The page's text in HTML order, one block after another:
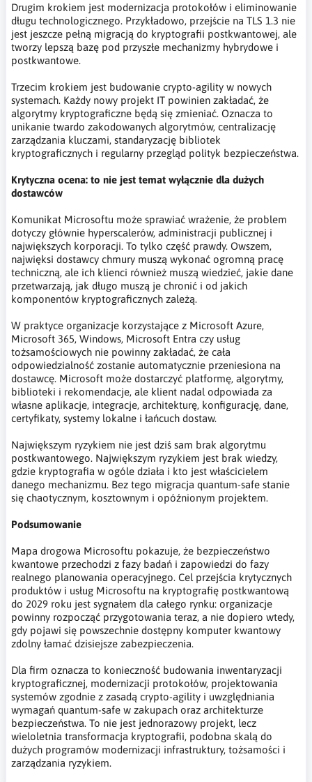
Drugim krokiem jest modernizacja protokołów i eliminowanie
długu technologicznego. Przykładowo, przejście na TLS 1.3 nie
jest jeszcze pełną migracją do kryptografii postkwantowej, ale
tworzy lepszą bazę pod przyszłe mechanizmy hybrydowe i
postkwantowe.
Trzecim krokiem jest budowanie crypto-agility w nowych
systemach. Każdy nowy projekt IT powinien zakładać, że
algorytmy kryptograficzne będą się zmieniać. Oznacza to
unikanie twardo zakodowanych algorytmów, centralizację
zarządzania kluczami, standaryzację bibliotek
kryptograficznych i regularny przegląd polityk bezpieczeństwa.
Krytyczna ocena: to nie jest temat wyłącznie dla dużych
dostawców
Komunikat Microsoftu może sprawiać wrażenie, że problem
dotyczy głównie hyperscalerów, administracji publicznej i
największych korporacji. To tylko część prawdy. Owszem,
najwięksi dostawcy chmury muszą wykonać ogromną pracę
techniczną, ale ich klienci również muszą wiedzieć, jakie dane
przetwarzają, jak długo muszą je chronić i od jakich
komponentów kryptograficznych zależą.
W praktyce organizacje korzystające z Microsoft Azure,
Microsoft 365, Windows, Microsoft Entra czy usług
tożsamościowych nie powinny zakładać, że cała
odpowiedzialność zostanie automatycznie przeniesiona na
dostawcę. Microsoft może dostarczyć platformę, algorytmy,
biblioteki i rekomendacje, ale klient nadal odpowiada za
własne aplikacje, integracje, architekturę, konfigurację, dane,
certyfikaty, systemy lokalne i łańcuch dostaw.
Największym ryzykiem nie jest dziś sam brak algorytmu
postkwantowego. Największym ryzykiem jest brak wiedzy,
gdzie kryptografia w ogóle działa i kto jest właścicielem
danego mechanizmu. Bez tego migracja quantum-safe stanie
się chaotycznym, kosztownym i opóźnionym projektem.
Podsumowanie
Mapa drogowa Microsoftu pokazuje, że bezpieczeństwo
kwantowe przechodzi z fazy badań i zapowiedzi do fazy
realnego planowania operacyjnego. Cel przejścia krytycznych
produktów i usług Microsoftu na kryptografię postkwantową
do 2029 roku jest sygnałem dla całego rynku: organizacje
powinny rozpocząć przygotowania teraz, a nie dopiero wtedy,
gdy pojawi się powszechnie dostępny komputer kwantowy
zdolny łamać dzisiejsze zabezpieczenia.
Dla firm oznacza to konieczność budowania inwentaryzacji
kryptograficznej, modernizacji protokołów, projektowania
systemów zgodnie z zasadą crypto-agility i uwzględniania
wymagań quantum-safe w zakupach oraz architekturze
bezpieczeństwa. To nie jest jednorazowy projekt, lecz
wieloletnia transformacja kryptografii, podobna skalą do
dużych programów modernizacji infrastruktury, tożsamości i
zarządzania ryzykiem.